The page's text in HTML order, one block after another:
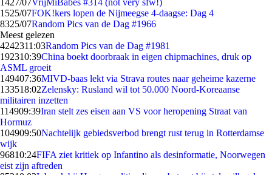
1427/07VrijMiBabes #314 (not very sfw!)
1525/07FOK!kers lopen de Nijmeegse 4-daagse: Dag 4
8325/07Random Pics van de Dag #1966
Meest gelezen
4242311:03Random Pics van de Dag #1981
192310:39China boekt doorbraak in eigen chipmachines, druk op
ASML groeit
149407:36MIVD-baas lekt via Strava routes naar geheime kazerne
133518:02Zelensky: Rusland wil tot 50.000 Noord-Koreaanse
militairen inzetten
114909:39Iran stelt zes eisen aan VS voor heropening Straat van
Hormuz
104909:50Nachtelijk gebiedsverbod brengt rust terug in Rotterdamse
wijk
96810:24FIFA ziet kritiek op Infantino als desinformatie, Noorwegen
eist zijn aftreden